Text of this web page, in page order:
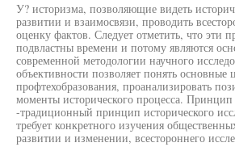
У? историзма, позволяющие видеть
развитии и взаимосвязи, проводить
оценку фактов. Следует отметить, что эти
подвластны времени и потому являются
современной методологии научного
объективности позволяет понять основные
профтехобразования, проанализировать
моменты исторического процесса.
-традиционный принцип исторического
требует конкретного изучения
развитии и изменении, всестороннего